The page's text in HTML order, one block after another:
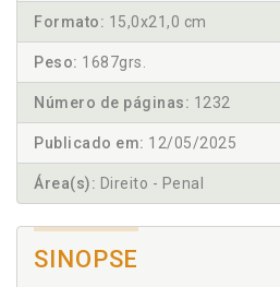
Formato: 15,0x21,0 cm
Peso: 1687grs.
Número de páginas: 1232
Publicado em: 12/05/2025
Área(s): Direito - Penal
SINOPSE